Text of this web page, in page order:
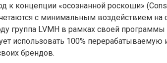
к концепции «осознанной роскоши»
с минимальным воздействием
группа LVMH в рамках своей программы
использовать 100% перерабатываемую
брендов.